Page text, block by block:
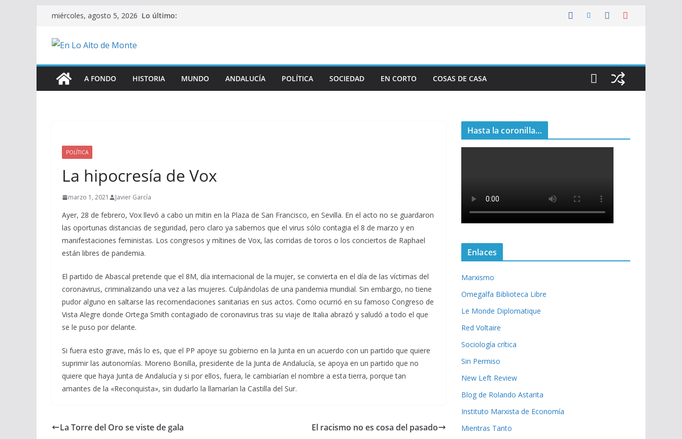
Saltar
contenido
miércoles, agosto 5, 2026 Lo último:
A FONDO HISTORIA MUNDO ANDALUCÍA POLÍTICA SOCIEDAD EN CORTO COSAS DE CASA
POLÍTICA
La hipocresía de Vox
marzo 1, 2021 Javier García
Ayer, 28 de febrero, Vox llevó a cabo un mitin en la Plaza de San Francisco, en Sevilla. En el acto no se guardaron
las oportunas distancias de seguridad, pero claro ya sabemos que el virus sólo contagia el 8 de marzo y en
manifestaciones feministas. Los congresos y mítines de Vox, las corridas de toros o los conciertos de Raphael
están libres de pandemia.
El partido de Abascal pretende que el 8M, día internacional de la mujer, se convierta en el día de las víctimas del
coronavirus, criminalizando una vez a las mujeres. Culpándolas de una pandemia mundial. Sin embargo, no tiene
pudor alguno en saltarse las recomendaciones sanitarias en sus actos. Como ocurrió en su famoso Congreso de
Vista Alegre donde Ortega Smith contagiado de coronavirus tras su viaje de Italia abrazó y saludó a todo el que
se le puso por delante.
Si fuera esto grave, más lo es, que el PP apoye su gobierno en la Junta en un acuerdo con un partido que quiere
suprimir las autonomías. Moreno Bonilla, presidente de la Junta de Andalucía, se apoya en un partido que no
quiere que haya Junta de Andalucía y si por ellos, fuera, le cambiarían el nombre a esta tierra, porque tan
amantes de la «Reconquista», sin dudarlo la llamarían la Castilla del Sur.
La Torre del Oro se viste de gala El racismo no es cosa del pasado
Hasta la coronilla…
Enlaces
Marxismo
Omegalfa Biblioteca Libre
Le Monde Diplomatique
Red Voltaire
Sociología crítica
Sin Permiso
New Left Review
Blog de Rolando Astarita
Instituto Marxista de Economía
Mientras Tanto